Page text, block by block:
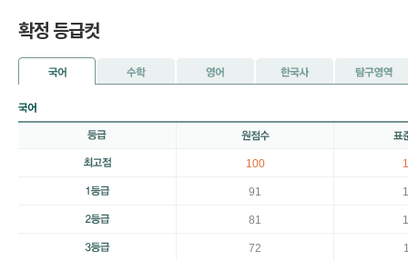
확정 등급컷
100
91
81
72